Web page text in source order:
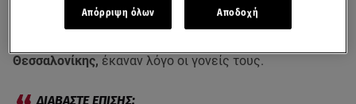
Για συχνούς καβγάδες ανάμεσα στα δύο αδέλφια, που
Θεσσαλονίκης, έκαναν λόγο οι γονείς τους.
Απόρριψη όλων Αποδοχή